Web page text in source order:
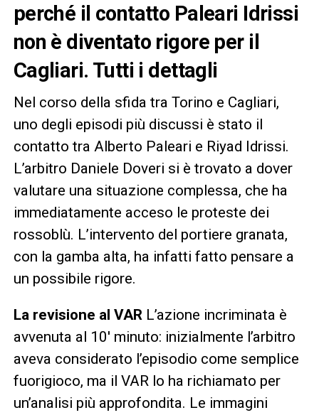
perché il contatto Paleari Idrissi
non è diventato rigore per il
Cagliari. Tutti i dettagli
Nel corso della sfida tra Torino e Cagliari,
uno degli episodi più discussi è stato il
contatto tra Alberto Paleari e Riyad Idrissi.
L’arbitro Daniele Doveri si è trovato a dover
valutare una situazione complessa, che ha
immediatamente acceso le proteste dei
rossoblù. L’intervento del portiere granata,
con la gamba alta, ha infatti fatto pensare a
un possibile rigore.
La revisione al VAR L’azione incriminata è
avvenuta al 10′ minuto: inizialmente l’arbitro
aveva considerato l’episodio come semplice
fuorigioco, ma il VAR lo ha richiamato per
un’analisi più approfondita. Le immagini